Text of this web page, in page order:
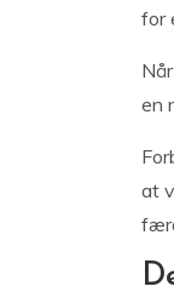
for
en
at